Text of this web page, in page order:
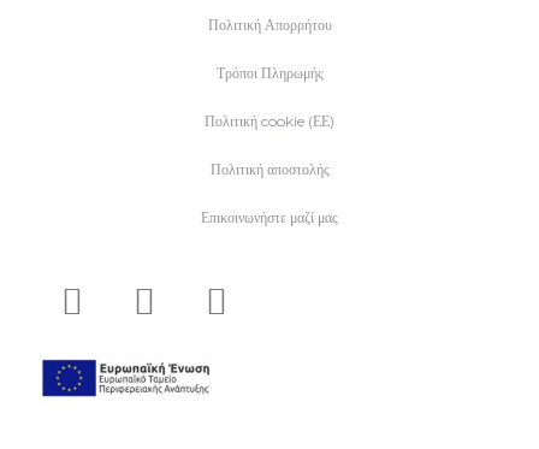
Πολιτική Απορρήτου
Τρόποι Πληρωμής
Πολιτική cookie (ΕΕ)
Πολιτική αποστολής
Επικοινωνήστε μαζί μας